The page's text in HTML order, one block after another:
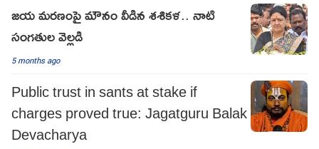
జయ మరణంపై మౌనం వీడిన శశికళ.. నాటి
సంగతుల వెల్లడి
5 months ago
Public trust in sants at stake if
charges proved true: Jagatguru Balak
Devacharya